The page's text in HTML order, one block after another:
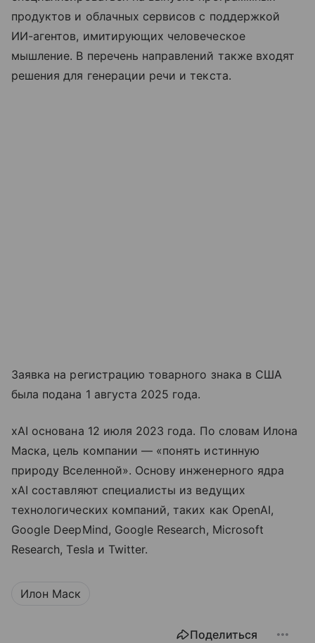
продуктов и облачных сервисов с поддержкой
ИИ-агентов, имитирующих человеческое
мышление. В перечень направлений также входят
решения для генерации речи и текста.
Заявка на регистрацию товарного знака в США
была подана 1 августа 2025 года.
xAI основана 12 июля 2023 года. По словам Илона
Маска, цель компании — «понять истинную
природу Вселенной». Основу инженерного ядра
xAI составляют специалисты из ведущих
технологических компаний, таких как OpenAI,
Google DeepMind, Google Research, Microsoft
Research, Tesla и Twitter.
Илон Маск
Поделиться